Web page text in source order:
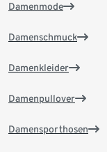
Damenmode
Damenschmuck
Damenkleider
Damenpullover
Damensporthosen